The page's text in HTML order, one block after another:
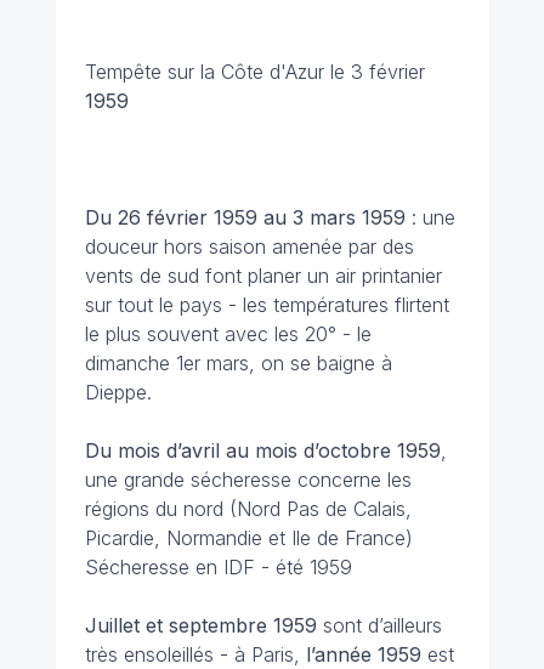
Tempête sur la Côte d'Azur le 3 février
1959
Du 26 février 1959 au 3 mars 1959 : une
douceur hors saison amenée par des
vents de sud font planer un air printanier
sur tout le pays - les températures flirtent
le plus souvent avec les 20° - le
dimanche 1er mars, on se baigne à
Dieppe.
Du mois d’avril au mois d’octobre 1959,
une grande sécheresse concerne les
régions du nord (Nord Pas de Calais,
Picardie, Normandie et Ile de France)
Sécheresse en IDF - été 1959
Juillet et septembre 1959 sont d’ailleurs
très ensoleillés - à Paris, l’année 1959 est